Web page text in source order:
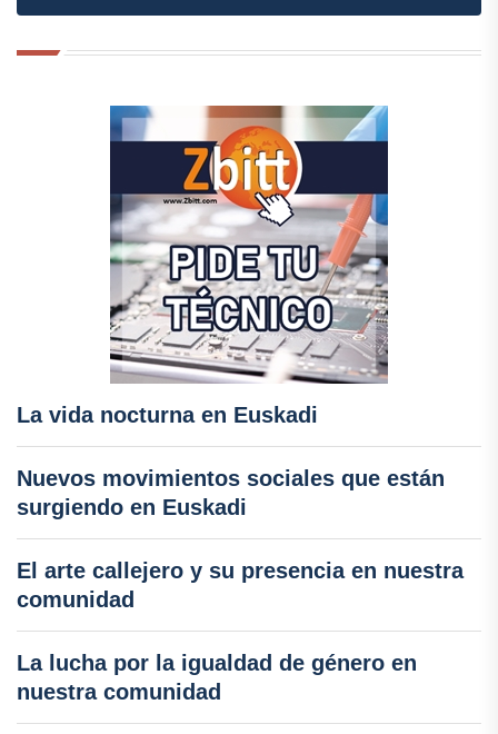
La vida nocturna en Euskadi
Nuevos movimientos sociales que están
surgiendo en Euskadi
El arte callejero y su presencia en nuestra
comunidad
La lucha por la igualdad de género en
nuestra comunidad